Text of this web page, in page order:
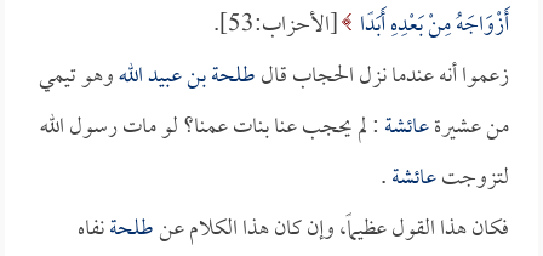
أَزْوَاجَهُ مِنْ بَعْدِهِ أَبَدًا [الأحزاب:53].
زعموا أنه عندما نزل الحجاب قالطلحة بن عبيد اللهوهو تيمي
من عشيرةعائشة: لم يحجب عنا بنات عمنا؟ لو مات رسول الله
لتزوجتعائشة.
فكان هذا القول عظيماً، وإن كان هذا الكلام عنطلحةنفاه